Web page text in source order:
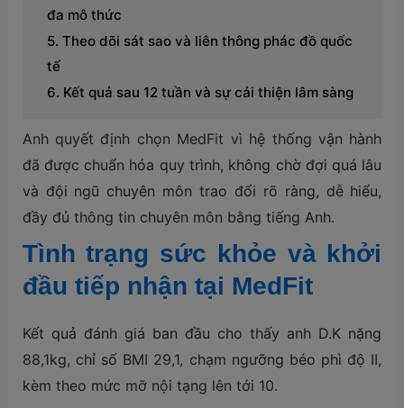
đa mô thức
Theo dõi sát sao và liên thông phác đồ quốc
tế
Kết quả sau 12 tuần và sự cải thiện lâm sàng
Anh quyết định chọn MedFit vì hệ thống vận hành
đã được chuẩn hóa quy trình, không chờ đợi quá lâu
và đội ngũ chuyên môn trao đổi rõ ràng, dễ hiểu,
đầy đủ thông tin chuyên môn bằng tiếng Anh.
Tình trạng sức khỏe và khởi
đầu tiếp nhận tại MedFit
Kết quả đánh giá ban đầu cho thấy anh D.K nặng
88,1kg, chỉ số BMI 29,1, chạm ngưỡng béo phì độ II,
kèm theo mức mỡ nội tạng lên tới 10.